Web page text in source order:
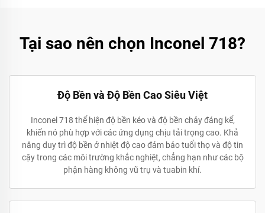
Tại sao nên chọn Inconel 718?
Độ Bền và Độ Bền Cao Siêu Việt
Inconel 718 thể hiện độ bền kéo và độ bền chảy đáng kể,
khiến nó phù hợp với các ứng dụng chịu tải trọng cao. Khả
năng duy trì độ bền ở nhiệt độ cao đảm bảo tuổi thọ và độ tin
cậy trong các môi trường khắc nghiệt, chẳng hạn như các bộ
phận hàng không vũ trụ và tuabin khí.